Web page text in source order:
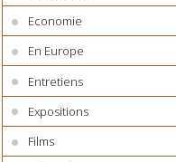
Economie
En Europe
Entretiens
Expositions
Films